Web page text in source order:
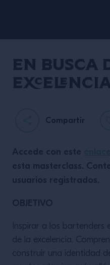
En busca
Compartir
Accede con este
esta masterclass.
usuarios registrados.
OBJETIVO
Inspirar a los bartenders
de la excelencia.
construir una identidad